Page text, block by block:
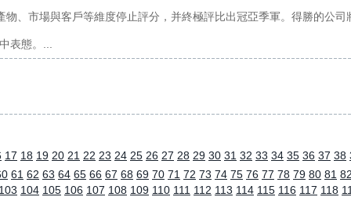
物、市場與客戶等維度停止評分，并終極評比出冠亞季軍。得勝的公
表態。...
17 18 19 20 21 22 23 24 25 26 27 28 29 30 31 32 33 34 35 36 37 38
61 62 63 64 65 66 67 68 69 70 71 72 73 74 75 76 77 78 79 80 81 82
103 104 105 106 107 108 109 110 111 112 113 114 115 116 117 118